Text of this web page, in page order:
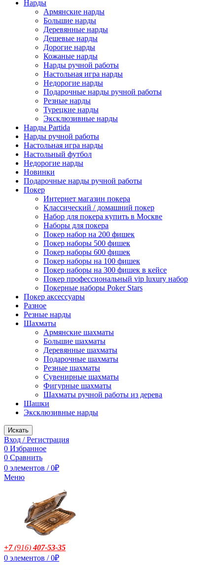
Нарды
Армянские нарды
Большие нарды
Деревянные нарды
Дешевые нарды
Дорогие нарды
Кожаные нарды
Нарды ручной работы
Настольная игра нарды
Недорогие нарды
Подарочные нарды ручной работы
Резные нарды
Турецкие нарды
Эксклюзивные нарды
Нарды Partida
Нарды ручной работы
Настольная игра нарды
Настольный футбол
Недорогие нарды
Новинки
Подарочные нарды ручной работы
Покер
Интернет магазин покера
Классический / домашний покер
Набор для покера купить в Москве
Наборы для покера
Покер набор на 200 фишек
Покер наборы 500 фишек
Покер наборы 600 фишек
Покер наборы на 100 фишек
Покер наборы на 300 фишек в кейсе
Покер профессиональный vip luxury набор
Покерные наборы Poker Stars
Покер аксессуары
Разное
Резные нарды
Шахматы
Армянские шахматы
Большие шахматы
Деревянные шахматы
Подарочные шахматы
Резные шахматы
Сувенирные шахматы
Фигурные шахматы
Шахматы ручной работы из дерева
Шашки
Эксклюзивные нарды
Искать
Вход / Регистрация
0 Избранное
0 Сравнить
0 элементов / 0₽
Меню
+7(916)407-53-35
0 элементов / 0₽